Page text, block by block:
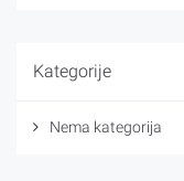
Kategorije
Nema kategorija